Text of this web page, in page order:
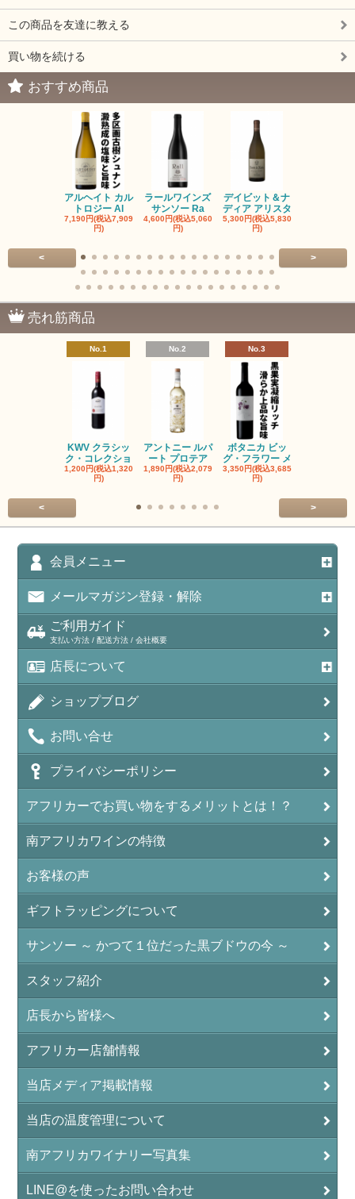
この商品を友達に教える
買い物を続ける
おすすめ商品
アルヘイト カル
トロジー Al
7,190円(税込7,909
円)
ラールワインズ
サンソー Ra
4,600円(税込5,060
円)
デイビット＆ナ
ディア アリスタ
5,300円(税込5,830
円)
< >
売れ筋商品
No.1
KWV クラシッ
ク・コレクショ
1,200円(税込1,320
円)
No.2
アントニー ルパ
ート プロテア
1,890円(税込2,079
円)
No.3
ボタニカ ビッ
グ・フラワー メ
3,350円(税込3,685
円)
< >
会員メニュー
メールマガジン登録・解除
ご利用ガイド
支払い方法 / 配送方法 / 会社概要
店長について
ショップブログ
お問い合せ
プライバシーポリシー
アフリカーでお買い物をするメリットとは！？
南アフリカワインの特徴
お客様の声
ギフトラッピングについて
サンソー ～ かつて１位だった黒ブドウの今 ～
スタッフ紹介
店長から皆様へ
アフリカー店舗情報
当店メディア掲載情報
当店の温度管理について
南アフリカワイナリー写真集
LINE@を使ったお問い合わせ